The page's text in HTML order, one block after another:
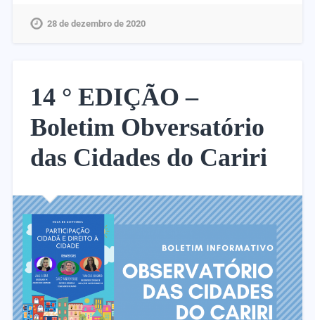
28 de dezembro de 2020
14 ° EDIÇÃO –
Boletim Obversatório
das Cidades do Cariri